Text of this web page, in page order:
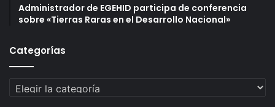
Administrador de EGEHID participa de conferencia
sobre «Tierras Raras en el Desarrollo Nacional»
Categorías
Categorías